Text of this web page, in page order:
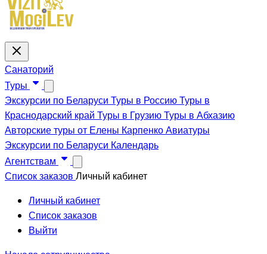
Санаторий
Туры
Экскурсии по Беларуси Туры в РоссиюТуры в
Краснодарский край Туры в ГрузиюТуры в Абхазию
Авторские туры от Елены КарпенкоАвиатуры
Экскурсии по Беларуси Календарь
Агентствам
Список заказов Личный кабинет
Личный кабинет
Список заказов
Выйти